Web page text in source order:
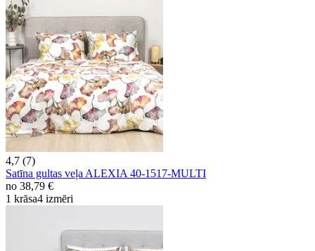
4,7 (7)
Satīna gultas veļa ALEXIA 40-1517-MULTI
no 38,79 €
1 krāsa4 izmēri